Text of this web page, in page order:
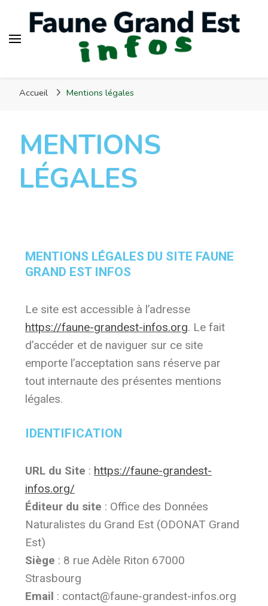
Accueil Mentions légales
MENTIONS
LÉGALES
MENTIONS LÉGALES DU SITE FAUNE
GRAND EST INFOS
Le site est accessible à l’adresse
https://faune-grandest-infos.org. Le fait
d’accéder et de naviguer sur ce site
emporte l’acceptation sans réserve par
tout internaute des présentes mentions
légales.
IDENTIFICATION
URL du Site : https://faune-grandest-
infos.org/
Éditeur du site : Office des Données
Naturalistes du Grand Est (ODONAT Grand
Est)
Siège : 8 rue Adèle Riton 67000
Strasbourg
Email : contact@faune-grandest-infos.org